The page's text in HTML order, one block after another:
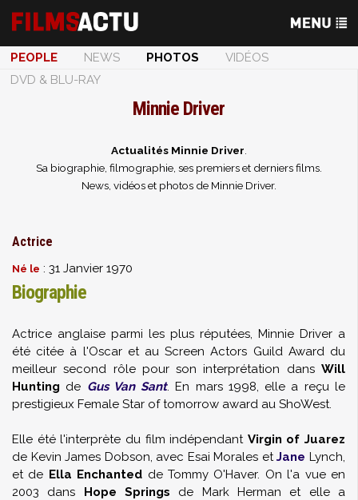
PEOPLE NEWS PHOTOS
VIDÉOS
DVD & BLU-RAY
Minnie Driver
Actualités Minnie Driver
Sa biographie, filmographie, ses premiers et derniers films.
News, vidéos et photos de Minnie Driver.
Actrice
Né le : 31 Janvier 1970
Biographie
Actrice anglaise parmi les plus réputées, Minnie Driver a
été citée à l'Oscar et au Screen Actors Guild Award du
meilleur second rôle pour son interprétation dans Will
Hunting de Gus Van Sant. En mars 1998, elle a reçu le
prestigieux Female Star of tomorrow award au ShoWest.
Elle été l'interprète du film indépendant Virgin of Juarez
de Kevin James Dobson, avec Esai Morales etJane Lynch,
et de Ella Enchanted de Tommy O'Haver. On l'a vue en
2003 dans Hope Springs de Mark Herman et elle a